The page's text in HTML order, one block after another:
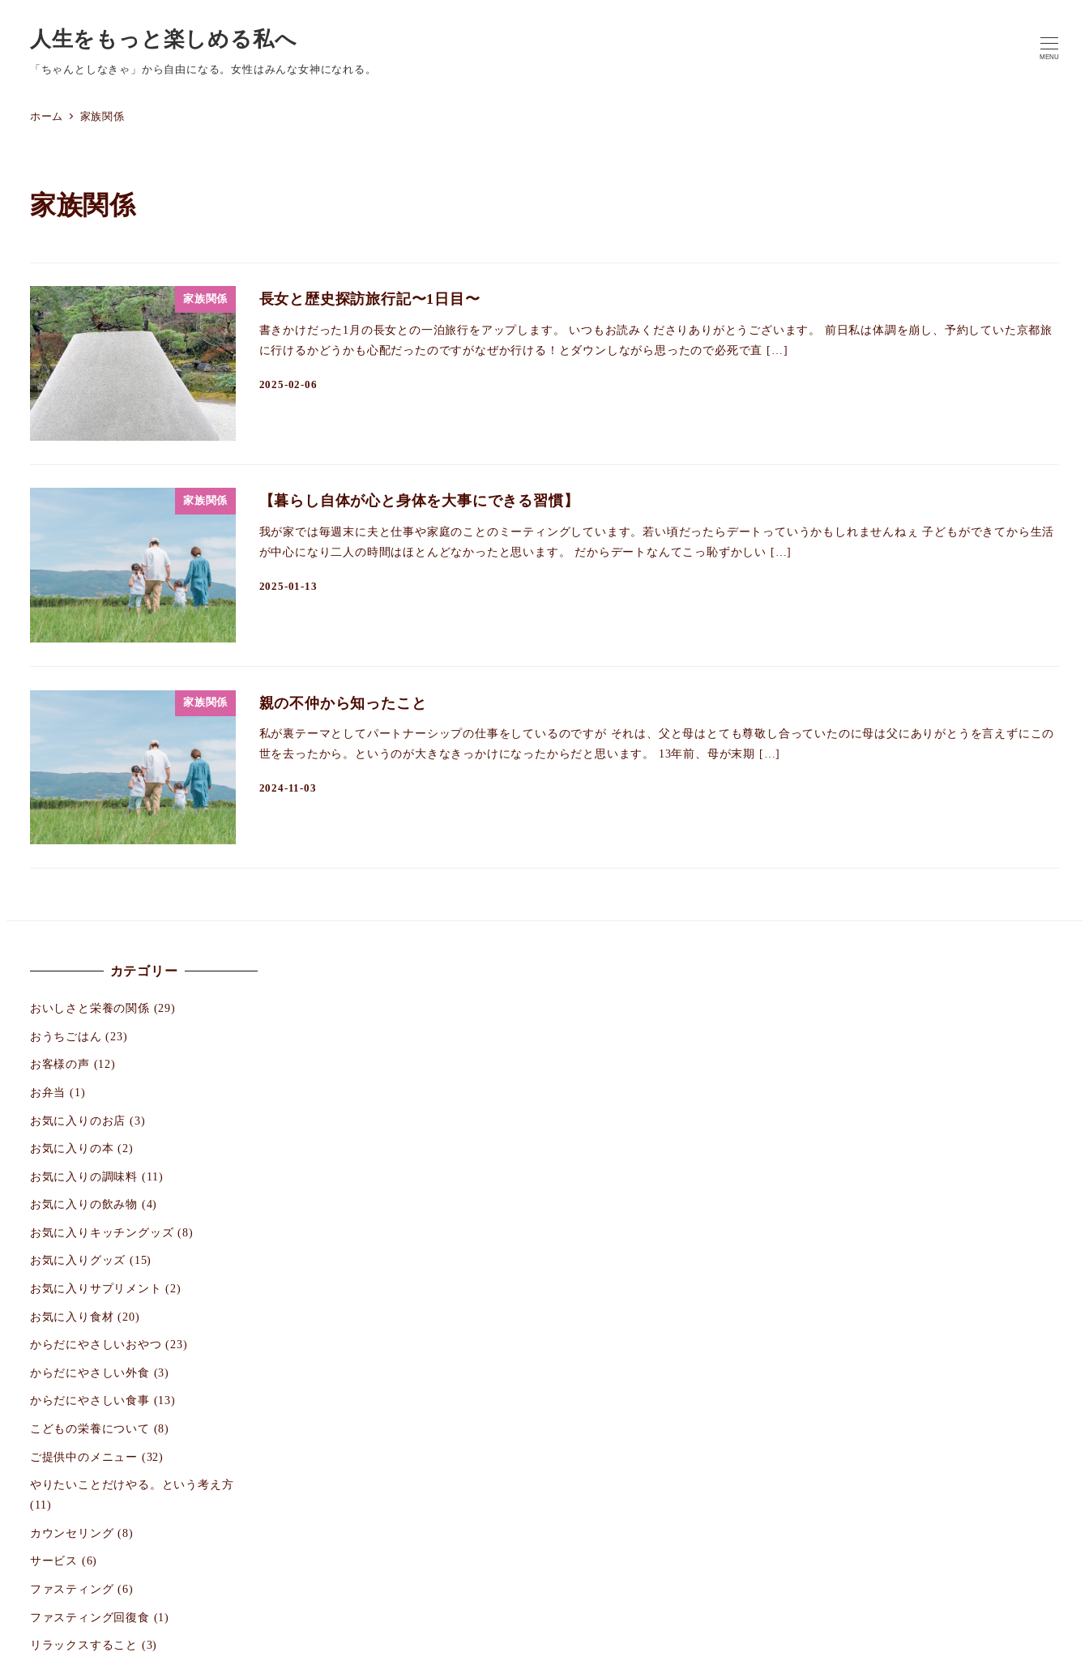
人生をもっと楽しめる私へ
「ちゃんとしなきゃ」から自由になる。女性はみんな女神になれる。
MENU
ホーム 家族関係
家族関係
家族関係 長女と歴史探訪旅行記〜1日目〜
書きかけだった1月の長女との一泊旅行をアップします。 いつもお読みくださりありがとうございます。 前日私は体調を崩し、予約していた京都旅
に行けるかどうかも心配だったのですがなぜか行ける！とダウンしながら思ったので必死で直 […]
2025-02-06
家族関係 【暮らし自体が心と身体を大事にできる習慣】
我が家では毎週末に夫と仕事や家庭のことのミーティングしています。若い頃だったらデートっていうかもしれませんねぇ 子どもができてから生活
が中心になり二人の時間はほとんどなかったと思います。 だからデートなんてこっ恥ずかしい […]
2025-01-13
家族関係 親の不仲から知ったこと
私が裏テーマとしてパートナーシップの仕事をしているのですが それは、父と母はとても尊敬し合っていたのに母は父にありがとうを言えずにこの
世を去ったから。というのが大きなきっかけになったからだと思います。 13年前、母が末期 […]
2024-11-03
カテゴリー
おいしさと栄養の関係 (29)
おうちごはん (23)
お客様の声 (12)
お弁当 (1)
お気に入りのお店 (3)
お気に入りの本 (2)
お気に入りの調味料 (11)
お気に入りの飲み物 (4)
お気に入りキッチングッズ (8)
お気に入りグッズ (15)
お気に入りサプリメント (2)
お気に入り食材 (20)
からだにやさしいおやつ (23)
からだにやさしい外食 (3)
からだにやさしい食事 (13)
こどもの栄養について (8)
ご提供中のメニュー (32)
やりたいことだけやる。という考え方
(11)
カウンセリング (8)
サービス (6)
ファスティング (6)
ファスティング回復食 (1)
リラックスすること (3)